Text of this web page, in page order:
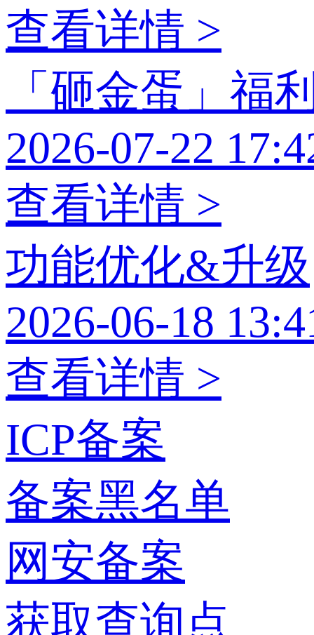
查看详情 >
「砸金蛋」福
2026-07-22
查看详情 >
功能优化&升级
2026-06-18
查看详情 >
ICP备案
备案黑名单
网安备案
获取查询点